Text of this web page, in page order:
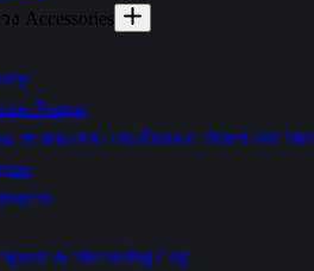
Accessories
Pumps
แตนเลส และอัลลอย Plated and
& Measuring Cup